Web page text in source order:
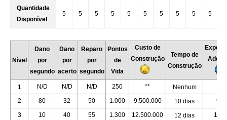
Quantidade
Disponível
5 5 5 5 5 5 5 5 5 5
Nível
Dano
por
segundo
Dano
por
acerto
Reparo
por
segundo
Pontos
de
Vida
Custo de
Construção
Tempo de
Construção
1 N/D N/D N/D 250 ** Nenhum
2
80 32 50 1.000 9.500.000 10 dias
929
3
10 40 55 1.300 12.500.000 12 dias